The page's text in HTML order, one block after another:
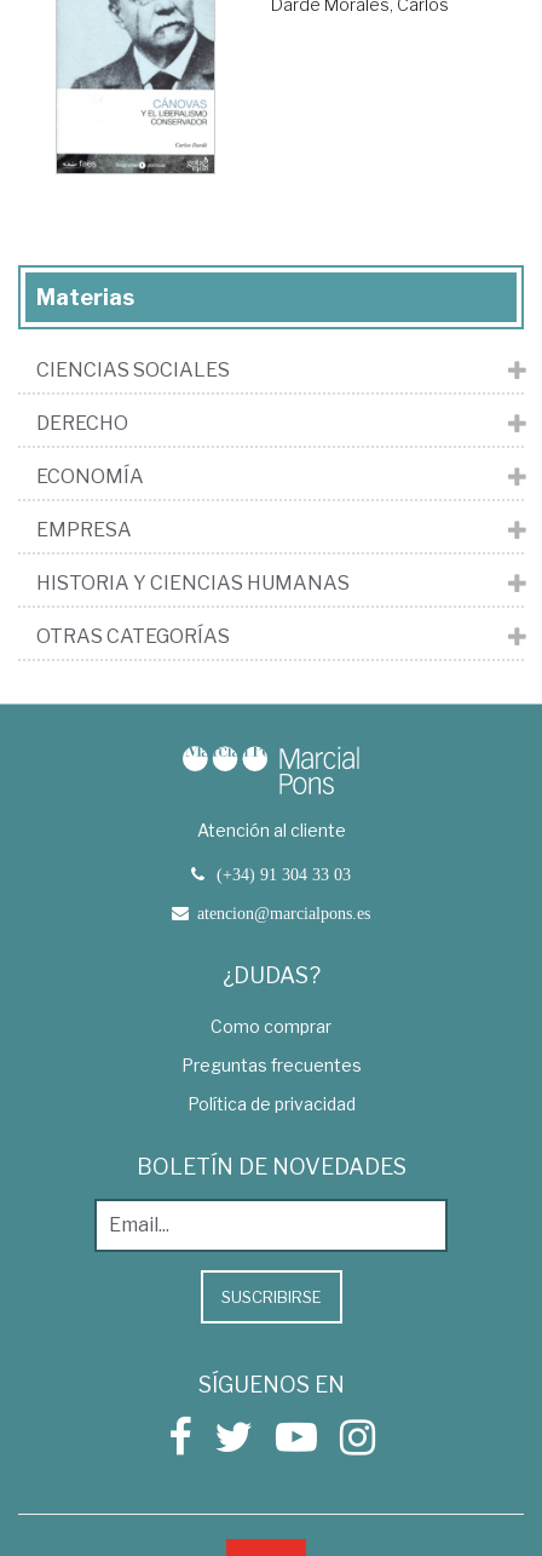
Materias
CIENCIAS SOCIALES
DERECHO
ECONOMÍA
EMPRESA
HISTORIA Y CIENCIAS HUMANAS
OTRAS CATEGORÍAS
Atención al cliente
(+34) 91 304 33 03
atencion@marcialpons.es
¿DUDAS?
Como comprar
Preguntas frecuentes
Política de privacidad
BOLETÍN DE NOVEDADES
SUSCRIBIRSE
SÍGUENOS EN